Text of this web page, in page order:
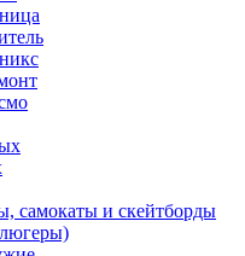
самокаты и скейтборды